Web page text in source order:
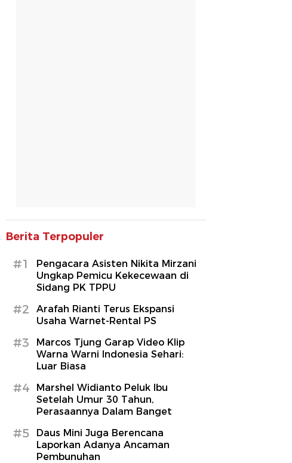
Berita Terpopuler
#1
Pengacara Asisten Nikita Mirzani
Ungkap Pemicu Kekecewaan di
Sidang PK TPPU
#2
Arafah Rianti Terus Ekspansi
Usaha Warnet-Rental PS
#3
Marcos Tjung Garap Video Klip
Warna Warni Indonesia Sehari:
Luar Biasa
#4
Marshel Widianto Peluk Ibu
Setelah Umur 30 Tahun,
Perasaannya Dalam Banget
#5
Daus Mini Juga Berencana
Laporkan Adanya Ancaman
Pembunuhan